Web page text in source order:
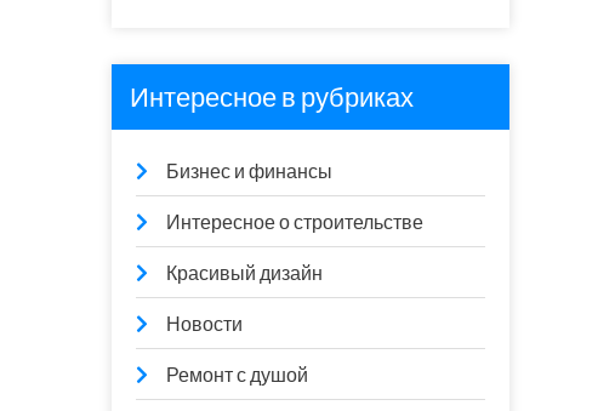
Интересное в рубриках
Бизнес и финансы
Интересное о строительстве
Красивый дизайн
Новости
Ремонт с душой